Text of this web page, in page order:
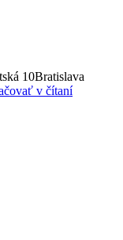
10Bratislava
v čítaní